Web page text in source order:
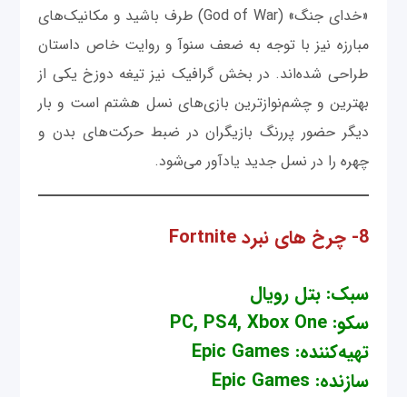
«خدای جنگ» (God of War) طرف باشید و مکانیک‌های
مبارزه نیز با توجه به ضعف سنوآ و روایت خاص داستان
طراحی شده‌اند. در بخش گرافیک نیز تیغه دوزخ یکی از
بهترین و چشم‌نوازترین بازی‌های نسل هشتم است و بار
دیگر حضور پررنگ بازیگران در ضبط حرکت‌های بدن و
چهره را در نسل جدید یادآور می‌شود.
8- چرخ های نبرد Fortnite
سبک: بتل رویال
سکو: PC, PS4, Xbox One
تهیه‌کننده: Epic Games
سازنده: Epic Games